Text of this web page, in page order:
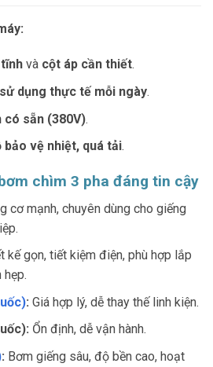
và cột áp cần thiết.
dụng thực tế mỗi ngày.
có sẵn (380V).
bảo vệ nhiệt, quá tải.
chìm 3 pha đáng tin cậy
cơ mạnh, chuyên dùng cho giếng
kế gọn, tiết kiệm điện, phù hợp lắp
: Giá hợp lý, dễ thay thế linh kiện.
Ổn định, dễ vận hành.
: Bơm giếng sâu, độ bền cao, hoạt